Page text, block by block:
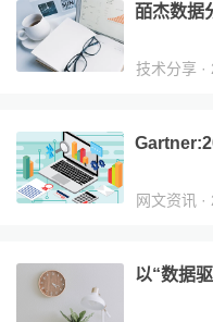
皕杰数据
技术分享
网文资讯
以“数据